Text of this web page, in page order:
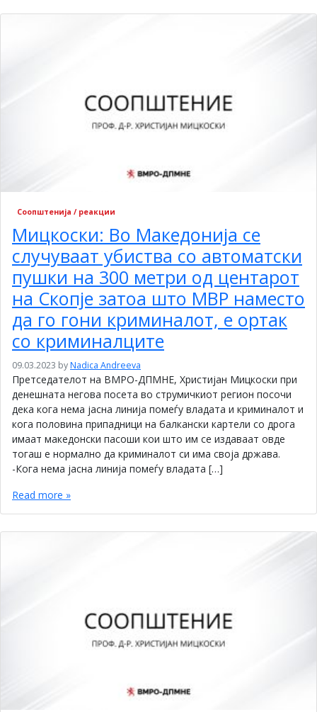
Соопштенија / реакции
Мицкоски: Во Македонија се
случуваат убиства со автоматски
пушки на 300 метри од центарот
на Скопје затоа што МВР наместо
да го гони криминалот, е ортак
со криминалците
09.03.2023 byNadica Andreeva
Претседателот на ВМРО-ДПМНЕ, Христијан Мицкоски при
денешната негова посета во струмичкиот регион посочи
дека кога нема јасна линија помеѓу владата и криминалот и
кога половина припадници на балкански картели со дрога
имаат македонски пасоши кои што им се издаваат овде
тогаш е нормално да криминалот си има своја држава.
-Кога нема јасна линија помеѓу владата […]
Read more »